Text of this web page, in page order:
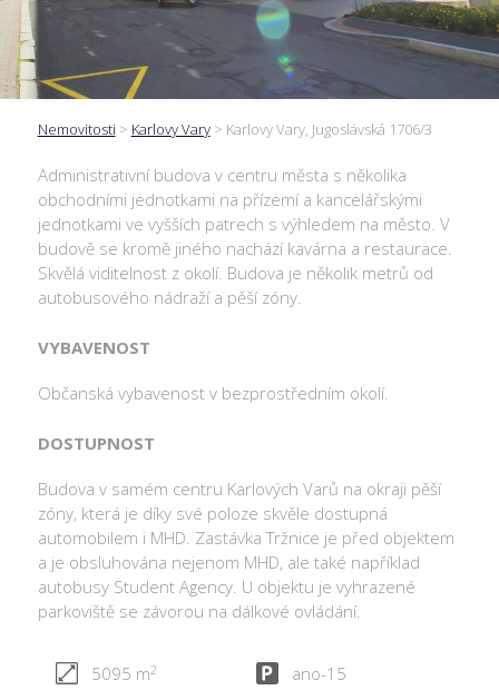
Nemovitosti > Karlovy Vary> Karlovy Vary, Jugoslávská 1706/3
Administrativní budova v centru města s několika
obchodními jednotkami na přízemí a kancelářskými
jednotkami ve vyšších patrech s výhledem na město. V
budově se kromě jiného nachází kavárna a restaurace.
Skvělá viditelnost z okolí. Budova je několik metrů od
autobusového nádraží a pěší zóny.
VYBAVENOST
Občanská vybavenost v bezprostředním okolí.
DOSTUPNOST
Budova v samém centru Karlových Varů na okraji pěší
zóny, která je díky své poloze skvěle dostupná
automobilem i MHD. Zastávka Tržnice je před objektem
a je obsluhována nejenom MHD, ale také například
autobusy Student Agency. U objektu je vyhrazené
parkoviště se závorou na dálkové ovládání.
5095 m2
ano-15